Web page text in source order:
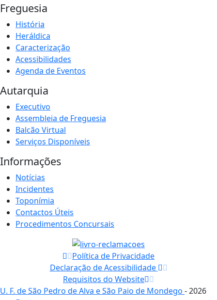
Freguesia
História
Heráldica
Caracterização
Acessibilidades
Agenda de Eventos
Autarquia
Executivo
Assembleia de Freguesia
Balcão Virtual
Serviços Disponíveis
Informações
Notícias
Incidentes
Toponímia
Contactos Úteis
Procedimentos Concursais
Política de Privacidade
Declaração de Acessibilidade
Requisitos do Website
U. F. de São Pedro de Alva e São Paio de Mondego - 2026